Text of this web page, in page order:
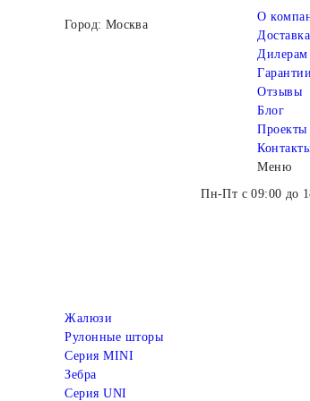
Город: Москва
О
Дилерам
Гарантии
Отзывы
Блог
Проекты
Меню
Пн-Пт с 09:00 до
Жалюзи
Рулонные шторы
Серия MINI
Зебра
Серия UNI